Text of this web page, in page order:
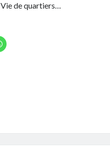
Vie de quartiers…